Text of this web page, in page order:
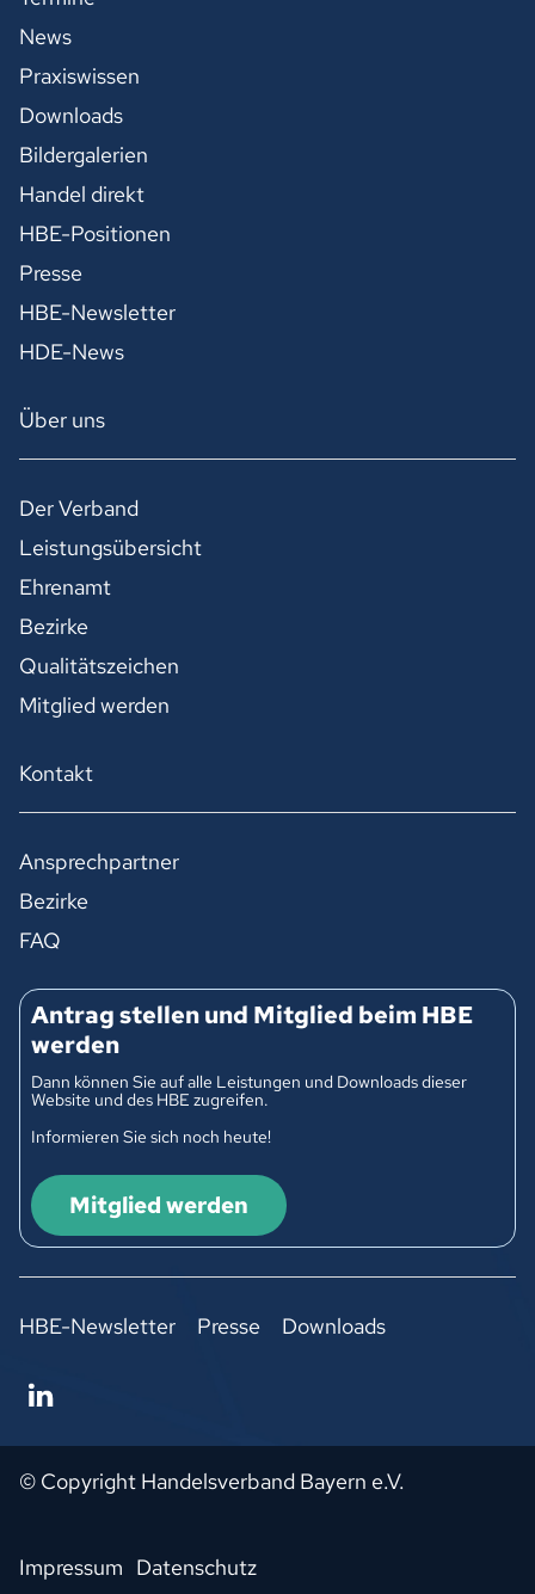
News
Praxiswissen
Downloads
Bildergalerien
Handel direkt
HBE-Positionen
Presse
HBE-Newsletter
HDE-News
Über uns
Der Verband
Leistungsübersicht
Ehrenamt
Bezirke
Qualitätszeichen
Mitglied werden
Kontakt
Ansprechpartner
Bezirke
FAQ
Antrag stellen und Mitglied beim HBE
werden
Dann können Sie auf alle Leistungen und Downloads dieser
Website und des HBE zugreifen.
Informieren Sie sich noch heute!
Mitglied werden
HBE-Newsletter Presse Downloads
© Copyright Handelsverband Bayern e.V.
Impressum Datenschutz